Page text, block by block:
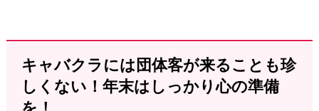
キャバクラには団体客が来ることも珍
しくない！年末はしっかり心の準備